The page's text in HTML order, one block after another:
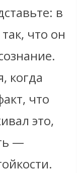
в
что он
когда
что
это,
—